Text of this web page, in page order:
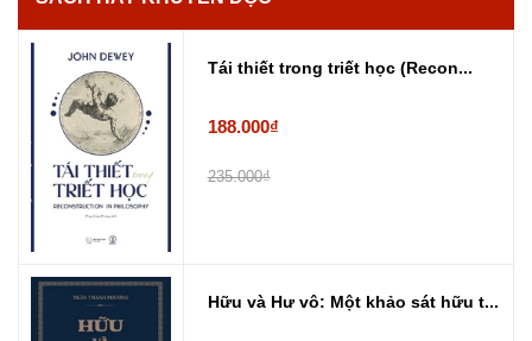
Tái thiết trong triết học (Recon...
188.000₫
235.000₫
Hữu và Hư vô: Một khảo sát hữu t...